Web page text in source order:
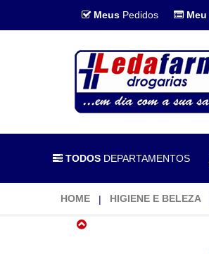
Meus Pedidos Meu
TODOS DEPARTAMENTOS
HOME HIGIENE E BELEZA
Fio